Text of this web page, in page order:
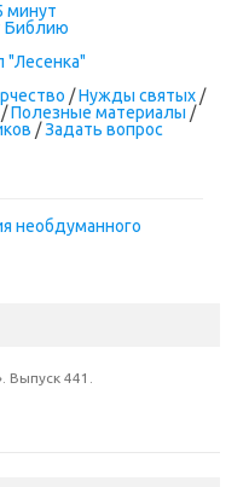
минут
Библию
"Лесенка"
/Нужды святых /
/Полезные материалы /
/Задать вопрос
необдуманного
Выпуск 441.